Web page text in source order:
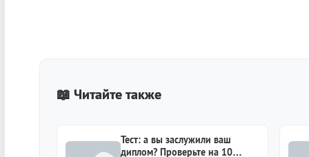
📖 Читайте также
Тест: а вы заслужили ваш
диплом? Проверьте на 10